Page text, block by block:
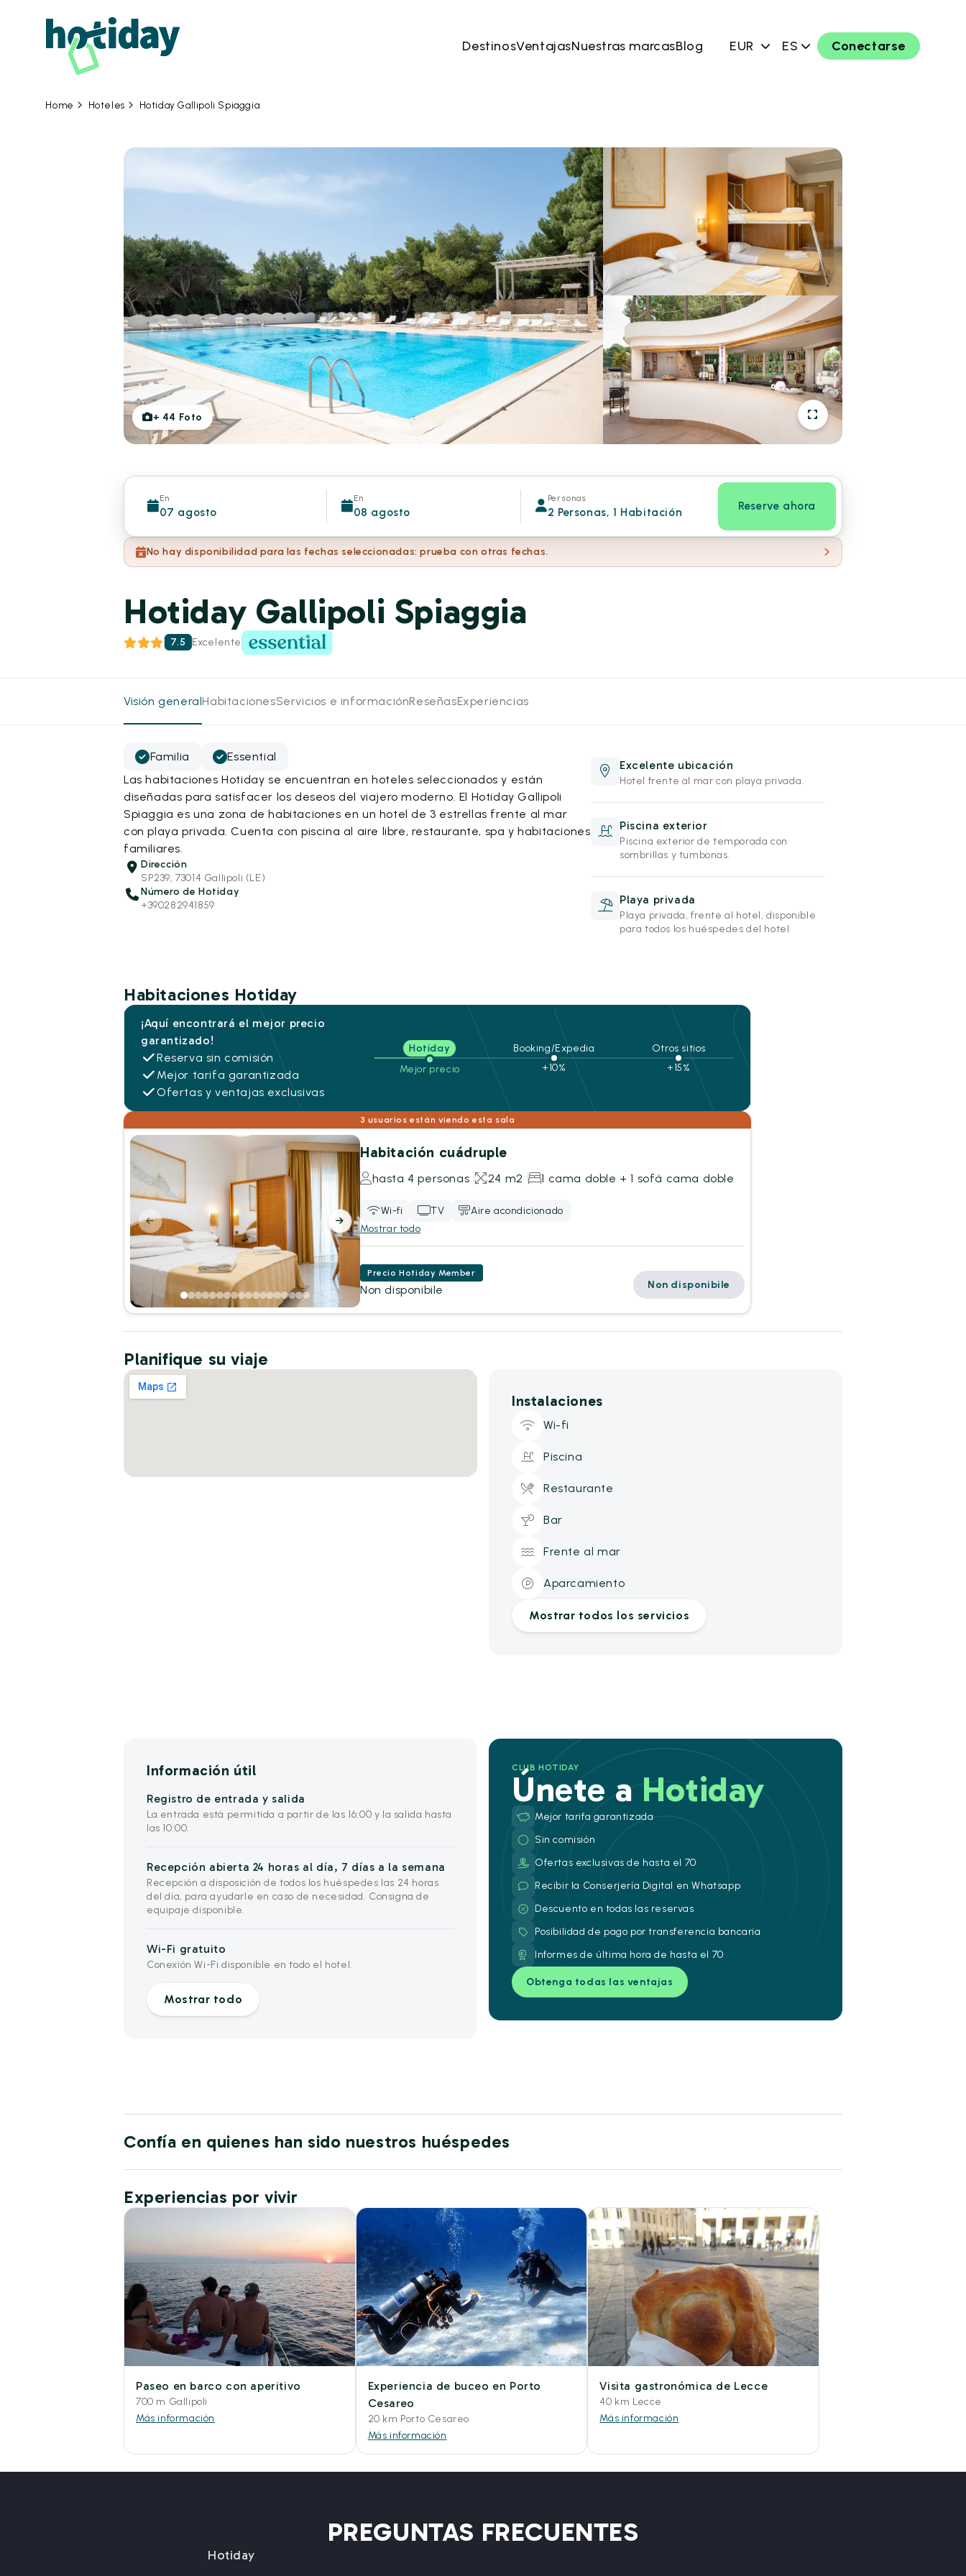
DestinosVentajasNuestras marcasBlog EUR ES Conectarse
Home Hoteles Hotiday Gallipoli Spiaggia
+ 44 Foto
En
07 agosto
En
08 agosto
Personas
2 Personas, 1 Habitación Reserve ahora
No hay disponibilidad para las fechas seleccionadas: prueba con otras fechas.
Hotiday Gallipoli Spiaggia
7.5 Excelente
Visión generalHabitacionesServicios e informaciónReseñasExperiencias
Familia
Essential
Las habitaciones Hotiday se encuentran en hoteles seleccionados y están
diseñadas para satisfacer los deseos del viajero moderno. El Hotiday Gallipoli
Spiaggia es una zona de habitaciones en un hotel de 3 estrellas frente al mar
con playa privada. Cuenta con piscina al aire libre, restaurante, spa y habitaciones
familiares.
Dirección
SP239, 73014 Gallipoli (LE)
Número de Hotiday
+390282941859
Excelente ubicación
Hotel frente al mar con playa privada.
Piscina exterior
Piscina exterior de temporada con
sombrillas y tumbonas.
Playa privada
Playa privada, frente al hotel, disponible
para todos los huéspedes del hotel.
Habitaciones Hotiday
¡Aquí encontrará el mejor precio
garantizado!
Reserva sin comisión
Mejor tarifa garantizada
Ofertas y ventajas exclusivas
Hotiday
Mejor precio
Booking/Expedia
+10%
Otros sitios
+15%
3 usuarios están viendo esta sala
Habitación cuádruple
hasta 4 personas 24 m2 1 cama doble + 1 sofá cama doble
Wi-fi TV
Aire acondicionado
Mostrar todo
Precio Hotiday Member
Non disponibile Non disponibile
Planifique su viaje
Instalaciones
Wi-fi
Piscina
Restaurante
Bar
Frente al mar
Aparcamiento
Mostrar todos los servicios
Información útil
Registro de entrada y salida
La entrada está permitida a partir de las 16:00 y la salida hasta
las 10:00.
Recepción abierta 24 horas al día, 7 días a la semana
Recepción a disposición de todos los huéspedes las 24 horas
del día, para ayudarle en caso de necesidad. Consigna de
equipaje disponible.
Wi-Fi gratuito
Conexión Wi-Fi disponible en todo el hotel.
Mostrar todo
CLUB HOTIDAY
Únete aHotiday
Mejor tarifa garantizada
Sin comisión
Ofertas exclusivas de hasta el 70
Recibir la Conserjería Digital en Whatsapp
Descuento en todas las reservas
Posibilidad de pago por transferencia bancaria
Informes de última hora de hasta el 70
Obtenga todas las ventajas
Confía en quienes han sido nuestros huéspedes
Experiencias por vivir
Paseo en barco con aperitivo
700 m Gallipoli
Más información
Experiencia de buceo en Porto
Cesareo
20 km Porto Cesareo
Más información
Visita gastronómica de Lecce
40 km Lecce
Más información
PREGUNTAS FRECUENTES
Hotiday